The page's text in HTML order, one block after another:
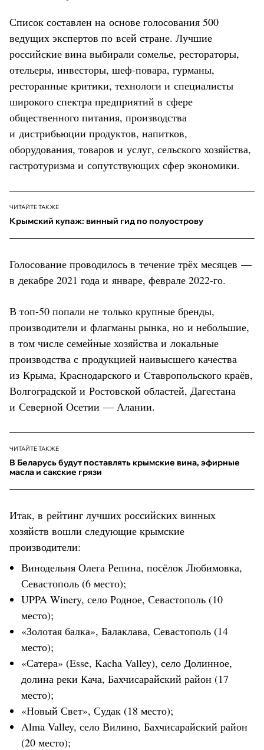
Список составлен на основе голосования 500
ведущих экспертов по всей стране. Лучшие
российские вина выбирали сомелье, рестораторы,
отельеры, инвесторы, шеф-повара, гурманы,
ресторанные критики, технологи и специалисты
широкого спектра предприятий в сфере
общественного питания, производства
и дистрибьюции продуктов, напитков,
оборудования, товаров и услуг, сельского хозяйства,
гастротуризма и сопутствующих сфер экономики.
ЧИТАЙТЕ ТАКЖЕ
Крымский купаж: винный гид по полуострову
Голосование проводилось в течение трёх месяцев —
в декабре 2021 года и январе, феврале 2022-го.
В топ-50 попали не только крупные бренды,
производители и флагманы рынка, но и небольшие,
в том числе семейные хозяйства и локальные
производства с продукцией наивысшего качества
из Крыма, Краснодарского и Ставропольского краёв,
Волгоградской и Ростовской областей, Дагестана
и Северной Осетии — Алании.
ЧИТАЙТЕ ТАКЖЕ
В Беларусь будут поставлять крымские вина, эфирные
масла и сакские грязи
Итак, в рейтинг лучших российских винных
хозяйств вошли следующие крымские
производители:
Винодельня Олега Репина, посёлок Любимовка,
Севастополь (6 место);
UPPA Winery, село Родное, Севастополь (10
место);
«Золотая балка», Балаклава, Севастополь (14
место);
«Сатера» (Esse, Kacha Valley), село Долинное,
долина реки Кача, Бахчисарайский район (17
место);
«Новый Свет», Судак (18 место);
Alma Valley, село Вилино, Бахчисарайский район
(20 место);